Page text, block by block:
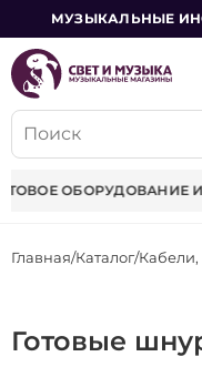
МУЗЫКАЛЬНЫЕ
МУЗЫКАЛЬНЫЕ
Главная Каталог
Готовые